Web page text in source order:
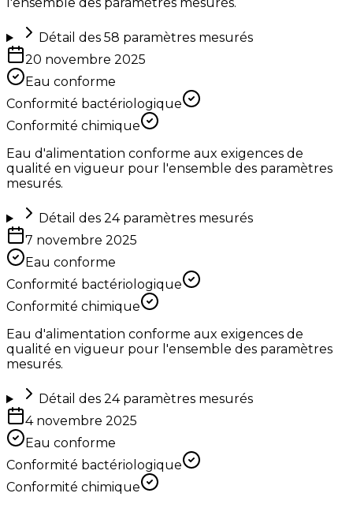
Détail des 58 paramètres mesurés
20 novembre 2025
Eau conforme
Conformité bactériologique
Conformité chimique
Eau d'alimentation conforme aux exigences de
qualité en vigueur pour l'ensemble des paramètres
mesurés.
Détail des 24paramètres mesurés
7 novembre 2025
Eau conforme
Conformité bactériologique
Conformité chimique
Eau d'alimentation conforme aux exigences de
qualité en vigueur pour l'ensemble des paramètres
mesurés.
Détail des 24paramètres mesurés
4 novembre 2025
Eau conforme
Conformité bactériologique
Conformité chimique